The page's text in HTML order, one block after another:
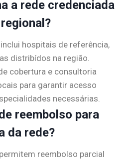
a rede credenciada
hospitais de referência,
distribídos na região.
cobertura e consultoria
para garantir acesso
necessárias.
reembolso para
da rede?
reembolso parcial